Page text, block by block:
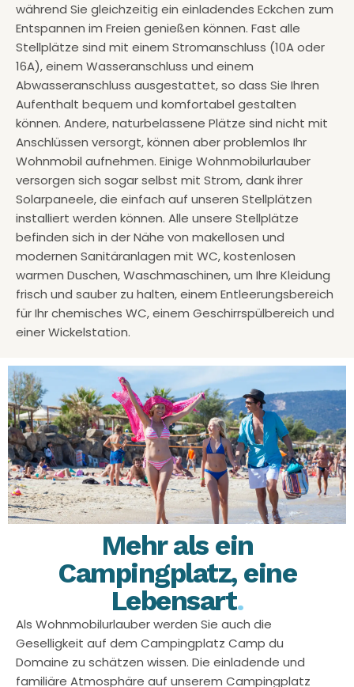
während Sie gleichzeitig ein einladendes Eckchen zum
Entspannen im Freien genießen können. Fast alle
Stellplätze sind mit einem Stromanschluss (10A oder
16A), einem Wasseranschluss und einem
Abwasseranschluss ausgestattet, so dass Sie Ihren
Aufenthalt bequem und komfortabel gestalten
können. Andere, naturbelassene Plätze sind nicht mit
Anschlüssen versorgt, können aber problemlos Ihr
Wohnmobil aufnehmen. Einige Wohnmobilurlauber
versorgen sich sogar selbst mit Strom, dank ihrer
Solarpaneele, die einfach auf unseren Stellplätzen
installiert werden können. Alle unsere Stellplätze
befinden sich in der Nähe von makellosen und
modernen Sanitäranlagen mit WC, kostenlosen
warmen Duschen, Waschmaschinen, um Ihre Kleidung
frisch und sauber zu halten, einem Entleerungsbereich
für Ihr chemisches WC, einem Geschirrspülbereich und
einer Wickelstation.
Mehr als ein
Campingplatz, eine
Lebensart.
Als Wohnmobilurlauber werden Sie auch die
Geselligkeit auf dem Campingplatz Camp du
Domaine zu schätzen wissen. Die einladende und
familiäre Atmosphäre auf unserem Campingplatz